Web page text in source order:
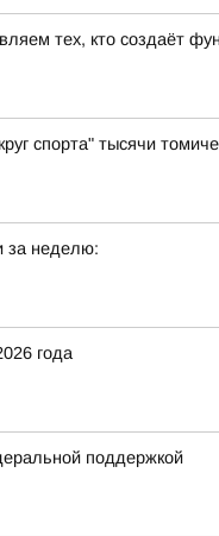
тех, кто создаёт
спорта" тысячи
за неделю:
года
поддержкой